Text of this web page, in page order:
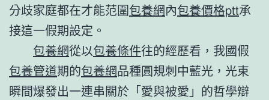
分歧家庭都在才能范圍包養網內包養價格ptt承
接這一假期設定。
包養網從以包養條件往的經歷看，我國假
包養管道期的包養網品種圓規刺中藍光，光束
瞬間爆發出一連串關於「愛與被愛」的哲學辯